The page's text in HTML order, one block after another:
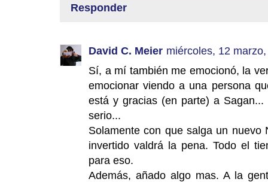
Responder
David C. Meier miércoles, 12
Sí, a mí también me emocionó, la
emocionar viendo a una persona
está y gracias (en parte) a
serio...
Solamente con que salga un
invertido valdrá la pena. Todo el
para eso.
Además, añado algo mas. A la